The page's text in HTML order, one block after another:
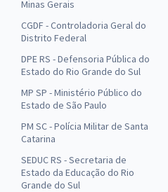
Minas Gerais
CGDF - Controladoria Geral do
Distrito Federal
DPE RS - Defensoria Pública do
Estado do Rio Grande do Sul
MP SP - Ministério Público do
Estado de São Paulo
PM SC - Polícia Militar de Santa
Catarina
SEDUC RS - Secretaria de
Estado da Educação do Rio
Grande do Sul